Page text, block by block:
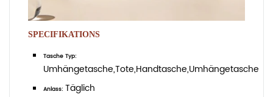
SPECIFIKATIONS
Tasche Typ:
Umhängetasche,Tote,Handtasche,Umhängetasche
Anlass: Täglich